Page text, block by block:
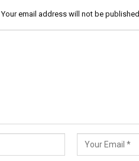
Your email address will not be published.